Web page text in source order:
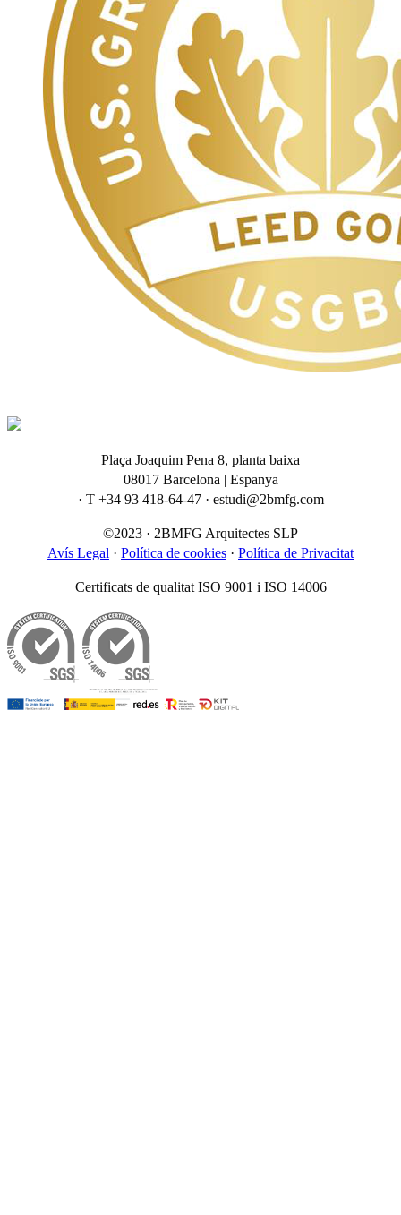
Plaça Joaquim Pena 8, planta baixa
08017 Barcelona | Espanya
· T +34 93 418-64-47 · estudi@2bmfg.com
©2023 · 2BMFG Arquitectes SLP
Avís Legal · Política de cookies · Política de Privacitat
Certificats de qualitat ISO 9001 i ISO 14006